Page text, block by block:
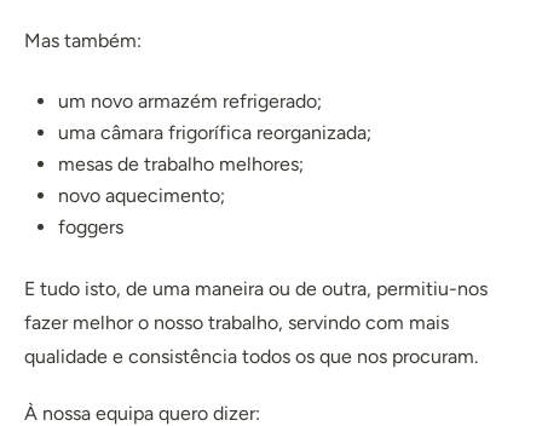
Mas também:
um novo armazém refrigerado;
uma câmara frigorífica reorganizada;
mesas de trabalho melhores;
novo aquecimento;
foggers
E tudo isto, de uma maneira ou de outra, permitiu-nos
fazer melhor o nosso trabalho, servindo com mais
qualidade e consistência todos os que nos procuram.
À nossa equipa quero dizer: